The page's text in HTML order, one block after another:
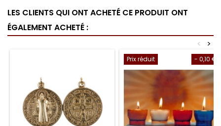
LES CLIENTS QUI ONT ACHETÉ CE PRODUIT ONT
ÉGALEMENT ACHETÉ :
>
<
- 0,10 €
Prix réduit